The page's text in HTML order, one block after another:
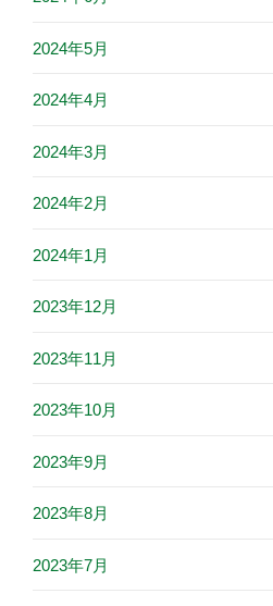
2024年5月
2024年4月
2024年3月
2024年2月
2024年1月
2023年12月
2023年11月
2023年10月
2023年9月
2023年8月
2023年7月